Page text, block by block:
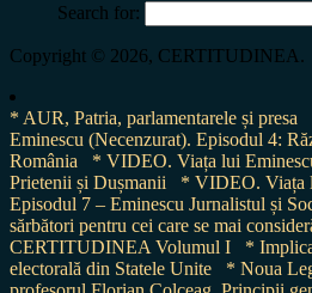
Search for:
Copyright © 2026, CERTITUDINEA.
* AUR, Patria, parlamentarele și presa
Eminescu (Necenzurat). Episodul 4:
România
* VIDEO. Viața lui
Prietenii și Dușmanii
* VIDEO. Viața
Episodul 7 – Eminescu Jurnalistul și
sărbători pentru cei care se mai
CERTITUDINEA Volumul I
*
electorală din Statele Unite
* Noua